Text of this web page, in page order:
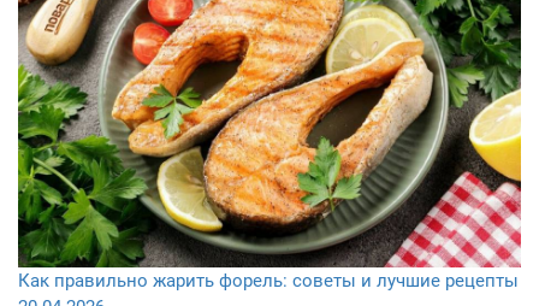
Как правильно жарить форель: советы и лучшие рецепты